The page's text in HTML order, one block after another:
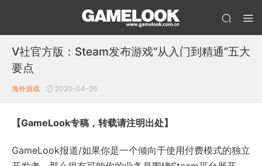
V社官方版：Steam发布游戏“从入门到精通”五大
要点
海外游戏 2020-04-26
【GameLook专稿，转载请注明出处】
GameLook报道/如果你是一个倾向于使用付费模式的独立